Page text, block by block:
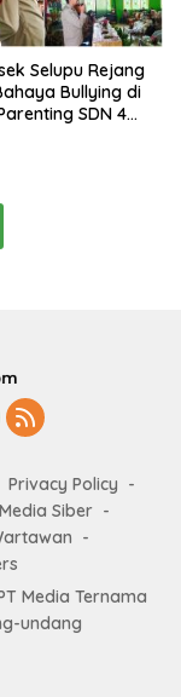
Selupu Rejang
Bullying di
SDN 4
Privacy Policy
Siber
Media Ternama
undang